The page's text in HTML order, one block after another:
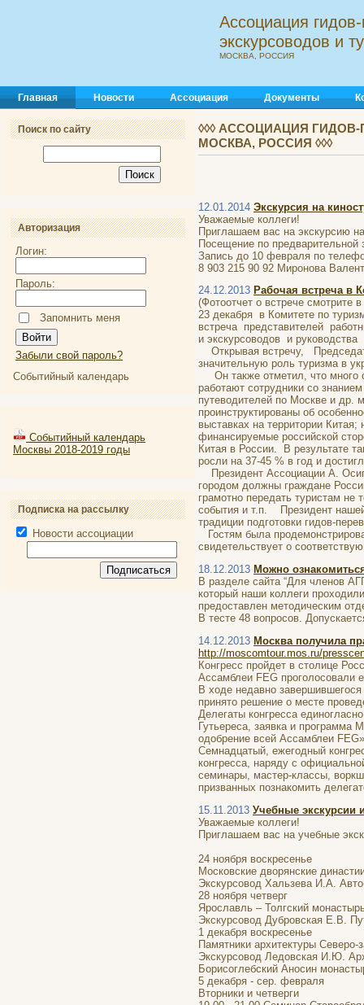
Ассоциация
экскурсоводов и
МОСКВА, РОССИЯ
Главная Новости Ассоциация Документы
Поиск по сайту
Авторизация
Логин:
Пароль:
Запомнить меня
Забыли свой пароль?
Событийный календарь
Событийный календарь
Москвы 2018-2019 годы
Подписка на рассылку
Новости ассоциации
◊◊◊ АССОЦИАЦИЯ
МОСКВА, РОССИЯ ◊◊◊
12.01.2014 Экскурсия на
Уважаемые коллеги!
Приглашаем вас на экскурсию
Посещение по предварительной
Запись до 10 февраля по
8 903 215 90 92 Миронова
24.12.2013 Рабочая встреча в
(Фотоотчет о встрече смотрите
23 декабря в Комитете по
встреча представителей
и экскурсоводов и
Открывая встречу,
значительную роль туризма в
Он также отметил, что много
работают сотрудники со
путеводителей по Москве и др.
проинструктированы об
выставках на территории
финансируемые российской
Китая в России. В результате
росли на 37-45 % в год и
Президент Ассоциации А.
городом должны граждане
грамотно передать туристам
события и т.п. Президент
традиции подготовки гидов-
Гостям была
свидетельствует о
18.12.2013 Можно
В разделе сайта “Для членов
который наши коллеги
предоставлен методическим
В тесте 48 вопросов.
14.12.2013 Москва получила
http://moscomtour.mos.ru/
Конгресс пройдет в столице
Ассамблеи FEG проголосовали
В ходе недавно завершившегося
принято решение о месте
Делегаты конгресса
Гутьереса, заявка и программа
одобрение всей Ассамблеи
Семнадцатый, ежегодный
конгресса, наряду с
семинары, мастер-классы,
призванных познакомить
15.11.2013 Учебные экскурсии
Уважаемые коллеги!
Приглашаем вас на учебные
24 ноября воскресенье
Московские дворянские
Экскурсовод Хальзева И.А.
28 ноября четверг
Ярославль – Толгский
Экскурсовод Дубровская Е.В.
1 декабря воскресенье
Памятники архитектуры
Экскурсовод Ледовская И.Ю.
Борисоглебский Аносин
5 декабря - сер. февраля
Вторники и четверги